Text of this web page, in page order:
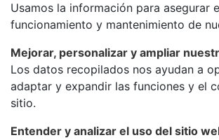
Usamos la información para asegurar
funcionamiento y mantenimiento de
Mejorar, personalizar y ampliar
Los datos recopilados nos ayudan a
adaptar y expandir las funciones y el
sitio.
Entender y analizar el uso del sitio